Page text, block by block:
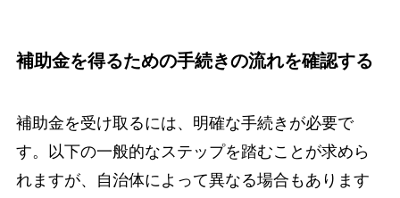
補助金を得るための手続きの流れを確認する
補助金を受け取るには、明確な手続きが必要で
す。以下の一般的なステップを踏むことが求めら
れますが、自治体によって異なる場合もあります